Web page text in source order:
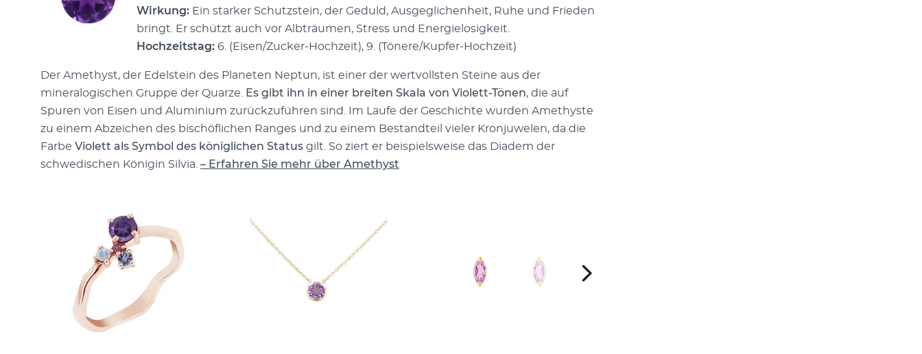
Wirkung: Ein starker Schutzstein, der Geduld, Ausgeglichenheit, Ruhe und Frieden
bringt. Er schützt auch vor Albträumen, Stress und Energielosigkeit.
Hochzeitstag: 6. (Eisen/Zucker-Hochzeit), 9. (Tönere/Kupfer-Hochzeit)
Der Amethyst, der Edelstein des Planeten Neptun, ist einer der wertvollsten Steine aus der
mineralogischen Gruppe der Quarze.
Es gibt ihn in einer breiten Skala von Violett-Tönen, die auf
Spuren von Eisen und Aluminium zurückzuführen sind. Im Laufe der Geschichte wurden Amethyste
zu einem Abzeichen des bischöflichen Ranges und zu einem Bestandteil vieler Kronjuwelen, da die
Farbe Violett als Symbol des königlichen Status gilt. So ziert er beispielsweise das Diadem der
schwedischen Königin Silvia. – Erfahren Sie mehr über Amethyst